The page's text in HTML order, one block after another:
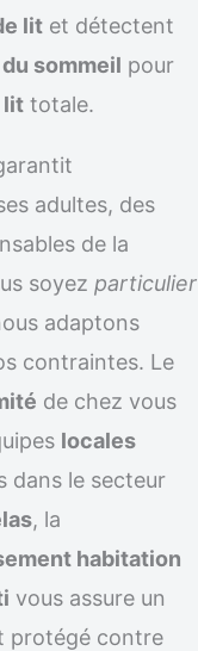
lit et détectent
sommeil pour
lit totale.
adultes, des
de la
soyez particulier
adaptons
contraintes. Le
de chez vous
locales
dans le secteur
, la
habitation
vous assure un
protégé contre